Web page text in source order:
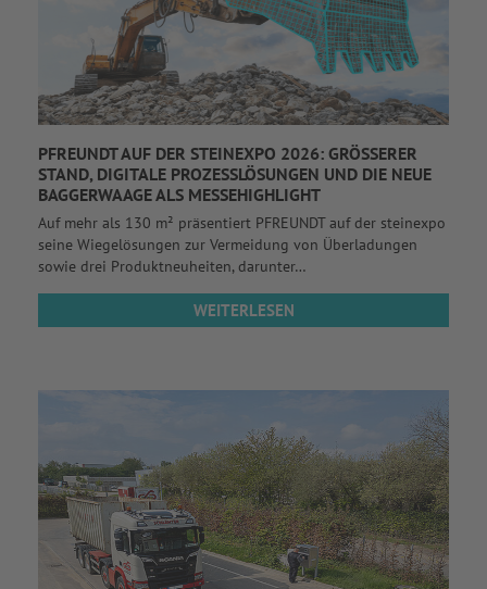
PFREUNDT AUF DER STEINEXPO 2026: GRÖSSERER S
TAND, DIGITALE PROZESSLÖSUNGEN UND DIE NEUE B
AGGERWAAGE ALS MESSEHIGHLIGHT
Auf mehr als 130 m² präsentiert PFREUNDT auf der steinexpo
seine Wiegelösungen zur Vermeidung von Überladungen
sowie drei Produktneuheiten, darunter…
WEITERLESEN